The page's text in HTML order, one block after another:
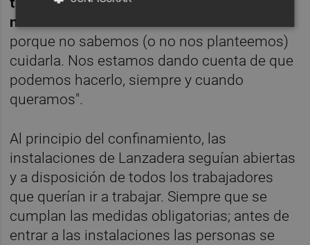
naturaleza nos “dé un una lección de vida”
porque no sabemos (o no nos planteemos)
cuidarla. Nos estamos dando cuenta de que
podemos hacerlo, siempre y cuando
queramos".
Al principio del confinamiento, las
instalaciones de Lanzadera seguían abiertas
y a disposición de todos los trabajadores
que querían ir a trabajar. Siempre que se
cumplan las medidas obligatorias; antes de
entrar a las instalaciones las personas se